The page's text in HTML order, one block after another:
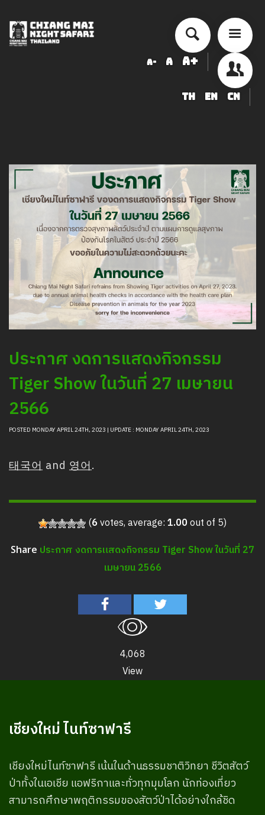
A- A A+
TH EN CN
ประกาศ งดการแสดงกิจกรรม
Tiger Show ในวันที่ 27 เมษายน
2566
POSTED MONDAY APRIL 24TH, 2023 | UPDATE : MONDAY APRIL 24TH, 2023
태국어 and 영어.
(6votes, average:1.00out of 5)
Share ประกาศ งดการแสดงกิจกรรม Tiger Show ในวันที่ 27
เมษายน 2566
4,068
View
เชียงใหม่ ไนท์ซาฟารี
เชียงใหม่ไนท์ซาฟารี เน้นในด้านธรรมชาติวิทยา ชีวิตสัตว์
ป่าทั้งในเอเชีย แอฟริกาและทั่วทุกมุมโลก นักท่องเที่ยว
สามารถศึกษาพฤติกรรมของสัตว์ป่าได้อย่างใกล้ชิด